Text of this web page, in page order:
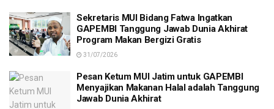
Sekretaris MUI Bidang Fatwa Ingatkan
GAPEMBI Tanggung Jawab Dunia Akhirat
Program Makan Bergizi Gratis
31/07/2026
Pesan Ketum MUI Jatim untuk GAPEMBI
Menyajikan Makanan Halal adalah Tanggung
Jawab Dunia Akhirat